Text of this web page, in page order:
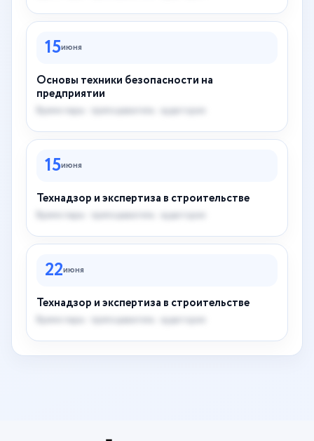
15июня
Основы техники безопасности на
предприятии
Время пары · преподаватель · аудитория
15июня
Технадзор и экспертиза в строительстве
Время пары · преподаватель · аудитория
22июня
Технадзор и экспертиза в строительстве
Время пары · преподаватель · аудитория